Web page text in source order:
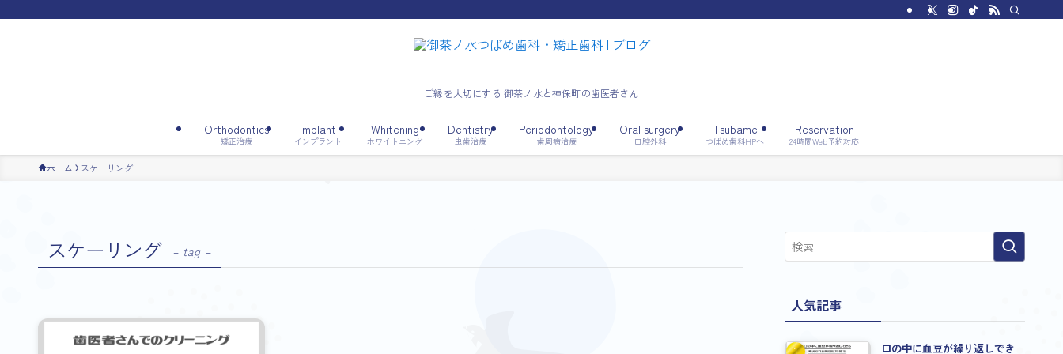
ご縁を大切にする 御茶ノ水と神保町の歯医者さん
Orthodontics
矯正治療
Implant
インプラント
Whitening
ホワイトニング
Dentistry
虫歯治療
Periodontology
歯周病治療
Oral surgery
口腔外科
Tsubame
つばめ歯科HPへ
Reservation
24時間Web予約対応
ホーム スケーリング
スケーリング – tag –
人気記事
口の中に血豆が繰り返しでき